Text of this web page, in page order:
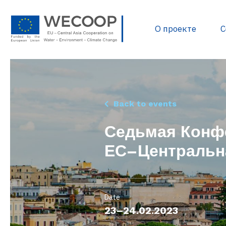
О проекте
Политика и
Разработка проектов
Источники
База данных
Полезные документы
Библиотека WECOOP
Back to events
Седьмая
Date
23–24.02.2023